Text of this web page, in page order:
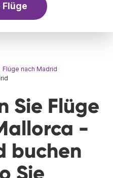
Flüge
Flüge nach Madrid
Sie Flüge
-
buchen